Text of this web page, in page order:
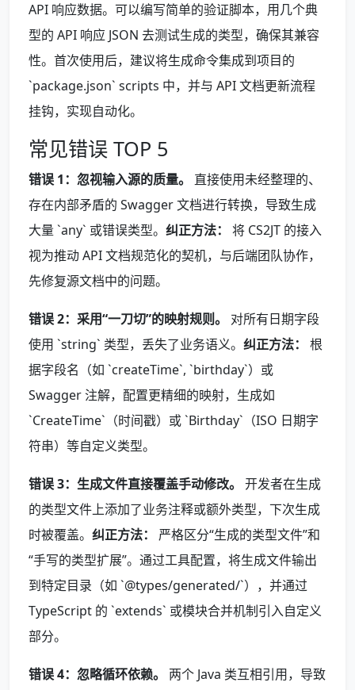
API 响应数据。可以编写简单的验证脚本，用几个典
型的 API 响应 JSON 去测试生成的类型，确保其兼容
性。首次使用后，建议将生成命令集成到项目的
`package.json` scripts 中，并与 API 文档更新流程
挂钩，实现自动化。
常见错误 TOP 5
错误 1：忽视输入源的质量。
直接使用未经整理的、
存在内部矛盾的 Swagger 文档进行转换，导致生成
大量 `any` 或错误类型。 纠正方法：
将 CS2JT 的接入
视为推动 API 文档规范化的契机，与后端团队协作，
先修复源文档中的问题。
错误 2：采用“一刀切”的映射规则。
对所有日期字段
使用 `string` 类型，丢失了业务语义。 纠正方法：
根
据字段名（如 `createTime`, `birthday`）或
Swagger 注解，配置更精细的映射，生成如
`CreateTime`（时间戳）或 `Birthday`（ISO 日期字
符串）等自定义类型。
错误 3：生成文件直接覆盖手动修改。 开发者在生成
的类型文件上添加了业务注释或额外类型，下次生成
时被覆盖。 纠正方法：
严格区分“生成的类型文件”和
“手写的类型扩展”。通过工具配置，将生成文件输出
到特定目录（如 `@types/generated/`），并通过
TypeScript 的 `extends` 或模块合并机制引入自定义
部分。
错误 4：忽略循环依赖。
两个 Java 类互相引用，导致